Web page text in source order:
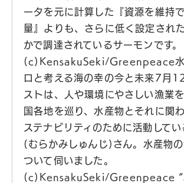
ータを元に計算した『資源を維持
量』よりも、さらに低く設定され
かで調達されているサーモンです。
(c)KensakuSeki/Greenpeace水
ロと考える海の幸の今と未来7月
ストは、人や環境にやさしい漁業
国各地を巡り、水産物とそれに関
ステナビリティのために活動して
(むらかみしゅんじ)さん。水産物
ついて伺いました。
(c)KensakuSeki/Greenpeace “